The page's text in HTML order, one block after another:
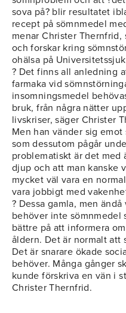
sova på? blir resultatet
recept på sömnmedel
menar Christer
och forskar kring
ohälsa på
? Det finns all anledning
farmaka vid
insomningsmedel
bruk, från några nätter
livskriser, säger Christer
Men han vänder sig
som dessutom pågår
problematiskt är det med
djup och att man kanske
mycket väl vara en
vara jobbigt med
? Dessa gamla, men
behöver inte sömnmedel
bättre på att informera
åldern. Det är normalt att
Det är snarare ökade
behöver. Många gånger
kunde förskriva en vän i
Christer Thernfrid.